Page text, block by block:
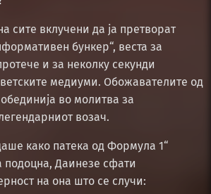
сите вклучени да ја претворат
бункер“, веста за
и за неколку секунди
медиуми. Обожавателите од
во молитва за
возач.
како патека од Формула 1“
подоцна, Даинезе сфати
на она што се случи: